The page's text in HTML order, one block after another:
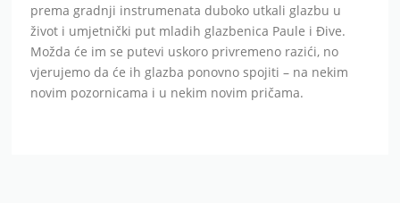
prema gradnji instrumenata duboko utkali glazbu u
život i umjetnički put mladih glazbenica Paule i Đive.
Možda će im se putevi uskoro privremeno razići, no
vjerujemo da će ih glazba ponovno spojiti – na nekim
novim pozornicama i u nekim novim pričama.